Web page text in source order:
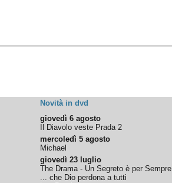
Novità in dvd
giovedì 6 agosto
Il Diavolo veste Prada 2
mercoledì 5 agosto
Michael
giovedì 23 luglio
The Drama - Un Segreto è per Sempre
... che Dio perdona a tutti